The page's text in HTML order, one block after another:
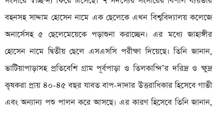
বহনসহ সাদ্দাম হোসেন নামে এক ছেলেকে এখন বিশ্ববিদ্যালয় কলেজে
অনার্সেসহ ৫ ছেলেমেয়েকে পড়াশুনা করাচ্ছেন। এর মধ্যে জাহাঙ্গীর
হোসেন নামে দ্বিতীয় ছেলে এসএসসি পরীক্ষা দিয়েছে। তিনি জানান,
ভাটিয়াপাড়াসহ প্রতিবেশি গ্রাম পূর্বপাড়া ও তিলকান্দি’র দরিদ্র ও ক্ষুদ্র
কৃষকরা প্রায় ৪০-৪৫ বছর যাবত বাপ-দাদার উত্তরাধিকার হিসেবে গাভী
এবং অন্যান্য পশু পালন করে আসছে। এর কারণ হিসেবে তিনি জানান,